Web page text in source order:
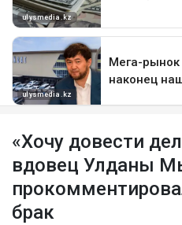
«Хочу довести
вдовец Улданы
брак